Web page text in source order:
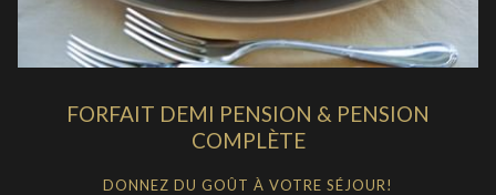
FORFAIT DEMI PENSION & PENSION
COMPLÈTE
DONNEZ DU GOÛT À VOTRE SÉJOUR!